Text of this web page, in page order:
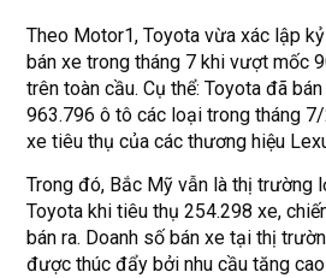
Theo Motor1, Toyota vừa xác lập
bán xe trong tháng 7 khi vượt mốc
trên toàn cầu. Cụ thể: Toyota đã
963.796 ô tô các loại trong tháng
xe tiêu thụ của các thương hiệu
Trong đó, Bắc Mỹ vẫn là thị trường
Toyota khi tiêu thụ 254.298 xe,
bán ra. Doanh số bán xe tại thị
được thúc đẩy bởi nhu cầu tăng